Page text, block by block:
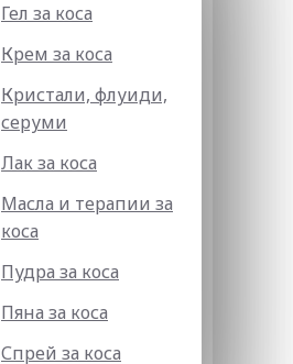
Гел за коса
Крем за коса
Кристали, флуиди,
серуми
Лак за коса
Масла и терапии за
коса
Пудра за коса
Пяна за коса
Спрей за коса